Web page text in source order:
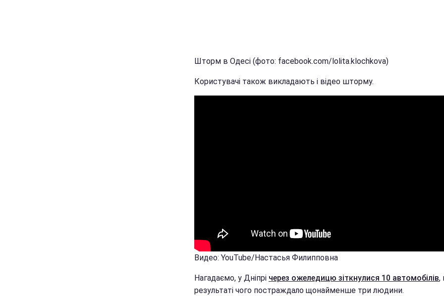
Шторм в Одесі (фото: facebook.com/lolita.klochkova)
Користувачі також викладають і відео шторму.
Видео: YouTube/Настасья Филипповна
Нагадаємо, у Дніпрі через ожеледицю зіткнулися 10 автомобілів,
результаті чого постраждало щонайменше три людини.